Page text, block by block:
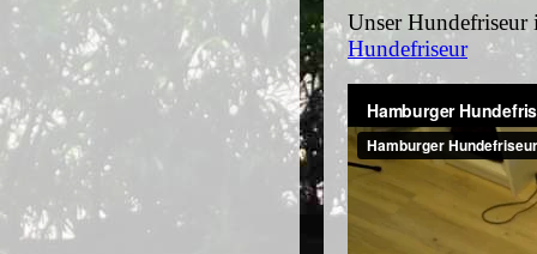
Unser
Hundefriseur